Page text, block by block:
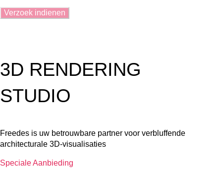
3D RENDERING
STUDIO
Freedes is uw betrouwbare partner voor verbluffende
architecturale 3D-visualisaties
Speciale Aanbieding